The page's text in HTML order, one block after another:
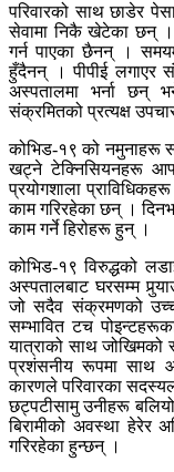
परिवारको साथ छाडेर
सेवामा निकै खेटेका छन् ।
गर्न पाएका छैनन् ।
हुँदैनन् । पीपीई लगाएर
अस्पतालमा भर्ना छन्
संक्रमितको प्रत्यक्ष
कोभिड-१९ को नमुनाहरू
खट्ने टेक्निसियनहरू
प्रयोगशाला
काम गरिरहेका छन् ।
काम गर्ने हिरोहरू हुन् ।
कोभिड-१९ विरुद्धको
अस्पतालबाट घरसम्म
जो सदैव संक्रमणको
सम्भावित टच
यात्राको साथ जोखिमको
प्रशंसनीय रूपमा साथ
कारणले परिवारका
छट्पटीसामु उनीहरू
बिरामीको अवस्था हेरेर
गरिरहेका हुन्छन् ।